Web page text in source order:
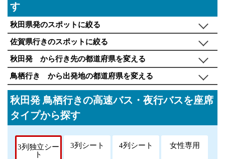
す
秋田県発のスポットに絞る
佐賀県行きのスポットに絞る
秋田発 から行き先の都道府県を変える
鳥栖行き から出発地の都道府県を変える
秋田発 鳥栖行きの高速バス・夜行バスを座席
タイプから探す
3列独立シー
ト
3列シート 4列シート 女性専用